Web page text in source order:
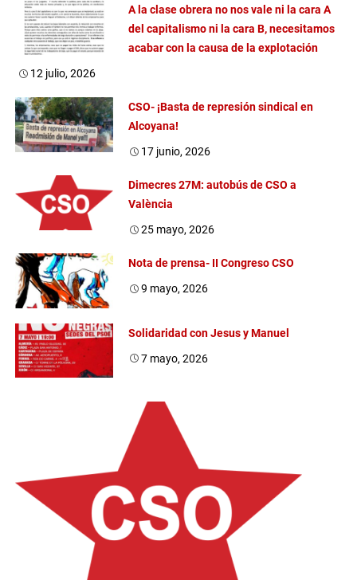
A la clase obrera no nos vale ni la cara A
del capitalismo ni la cara B, necesitamos
acabar con la causa de la explotación
12 julio, 2026
CSO- ¡Basta de represión sindical en
Alcoyana!
17 junio, 2026
Dimecres 27M: autobús de CSO a
València
25 mayo, 2026
Nota de prensa- II Congreso CSO
9 mayo, 2026
Solidaridad con Jesus y Manuel
7 mayo, 2026